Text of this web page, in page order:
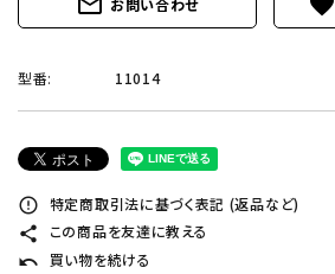
型番: 11014
error_outline 特定商取引法に基づく表記 (返品など)
share この商品を友達に教える
undo 買い物を続ける